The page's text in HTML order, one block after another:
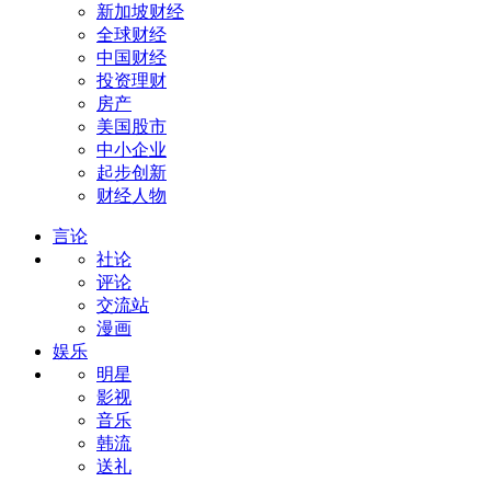
新加坡财经
全球财经
中国财经
投资理财
房产
美国股市
中小企业
起步创新
财经人物
言论
社论
评论
交流站
漫画
娱乐
明星
影视
音乐
韩流
送礼